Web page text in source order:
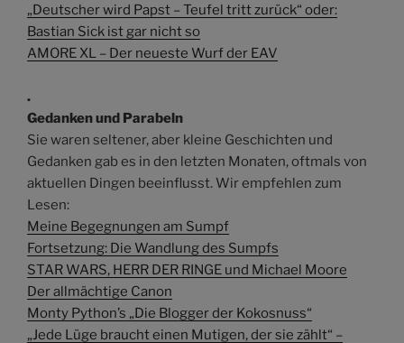
„Deutscher wird Papst – Teufel tritt zurück“ oder:
Bastian Sick ist gar nicht so
AMORE XL – Der neueste Wurf der EAV
.
Gedanken und Parabeln
Sie waren seltener, aber kleine Geschichten und
Gedanken gab es in den letzten Monaten, oftmals von
aktuellen Dingen beeinflusst. Wir empfehlen zum
Lesen:
Meine Begegnungen am Sumpf
Fortsetzung: Die Wandlung des Sumpfs
STAR WARS, HERR DER RINGE und Michael Moore
Der allmächtige Canon
Monty Python’s „Die Blogger der Kokosnuss“
„Jede Lüge braucht einen Mutigen, der sie zählt“ –